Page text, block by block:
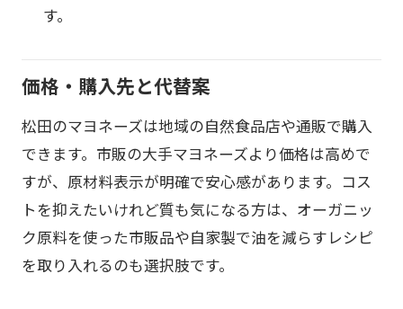
す。
価格・購入先と代替案
松田のマヨネーズは地域の自然食品店や通販で購入
できます。市販の大手マヨネーズより価格は高めで
すが、原材料表示が明確で安心感があります。コス
トを抑えたいけれど質も気になる方は、オーガニッ
ク原料を使った市販品や自家製で油を減らすレシピ
を取り入れるのも選択肢です。